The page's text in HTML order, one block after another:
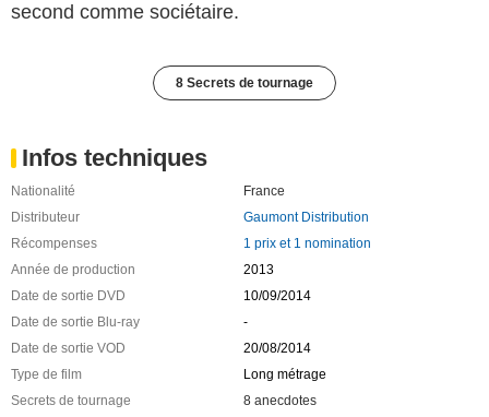
second comme sociétaire.
8 Secrets de tournage
Infos techniques
Nationalité
France
Distributeur
Gaumont Distribution
Récompenses
1 prix et 1 nomination
Année de production
2013
Date de sortie DVD
10/09/2014
Date de sortie Blu-ray
-
Date de sortie VOD
20/08/2014
Type de film
Long métrage
Secrets de tournage
8 anecdotes